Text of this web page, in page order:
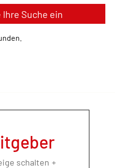
Ihre Suche ein
schalten